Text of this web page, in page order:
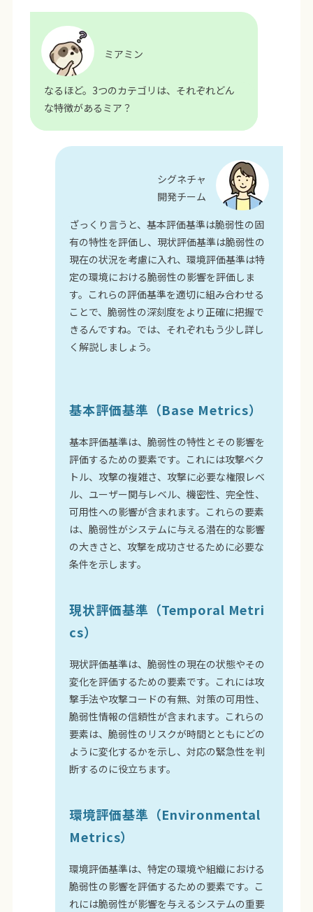
ミアミン
なるほど。3つのカテゴリは、それぞれどん
な特徴があるミア？
シグネチャ
開発チーム
ざっくり言うと、基本評価基準は脆弱性の固
有の特性を評価し、現状評価基準は脆弱性の
現在の状況を考慮に入れ、環境評価基準は特
定の環境における脆弱性の影響を評価しま
す。これらの評価基準を適切に組み合わせる
ことで、脆弱性の深刻度をより正確に把握で
きるんですね。では、それぞれもう少し詳し
く解説しましょう。
基本評価基準（Base Metrics）
基本評価基準は、脆弱性の特性とその影響を
評価するための要素です。これには攻撃ベク
トル、攻撃の複雑さ、攻撃に必要な権限レベ
ル、ユーザー関与レベル、機密性、完全性、
可用性への影響が含まれます。これらの要素
は、脆弱性がシステムに与える潜在的な影響
の大きさと、攻撃を成功させるために必要な
条件を示します。
現状評価基準（Temporal Metri
cs）
現状評価基準は、脆弱性の現在の状態やその
変化を評価するための要素です。これには攻
撃手法や攻撃コードの有無、対策の可用性、
脆弱性情報の信頼性が含まれます。これらの
要素は、脆弱性のリスクが時間とともにどの
ように変化するかを示し、対応の緊急性を判
断するのに役立ちます。
環境評価基準（Environmental
Metrics）
環境評価基準は、特定の環境や組織における
脆弱性の影響を評価するための要素です。こ
れには脆弱性が影響を与えるシステムの重要